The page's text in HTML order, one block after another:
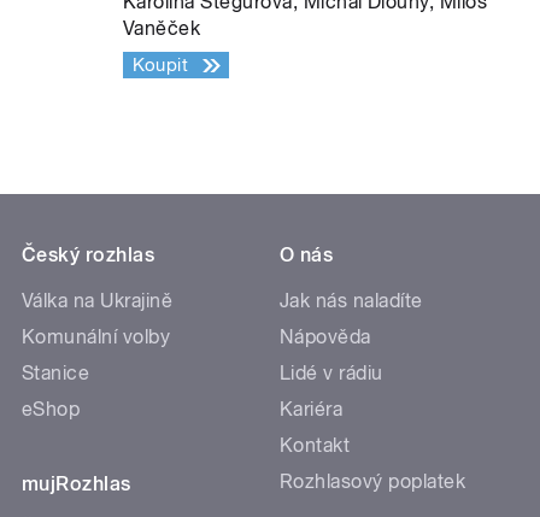
Vaněček
Koupit
Český rozhlas
Válka na Ukrajině
Komunální volby
Stanice
eShop
mujRozhlas
O nás
Jak nás naladíte
Nápověda
Lidé v rádiu
Kariéra
Kontakt
Rozhlasový poplatek